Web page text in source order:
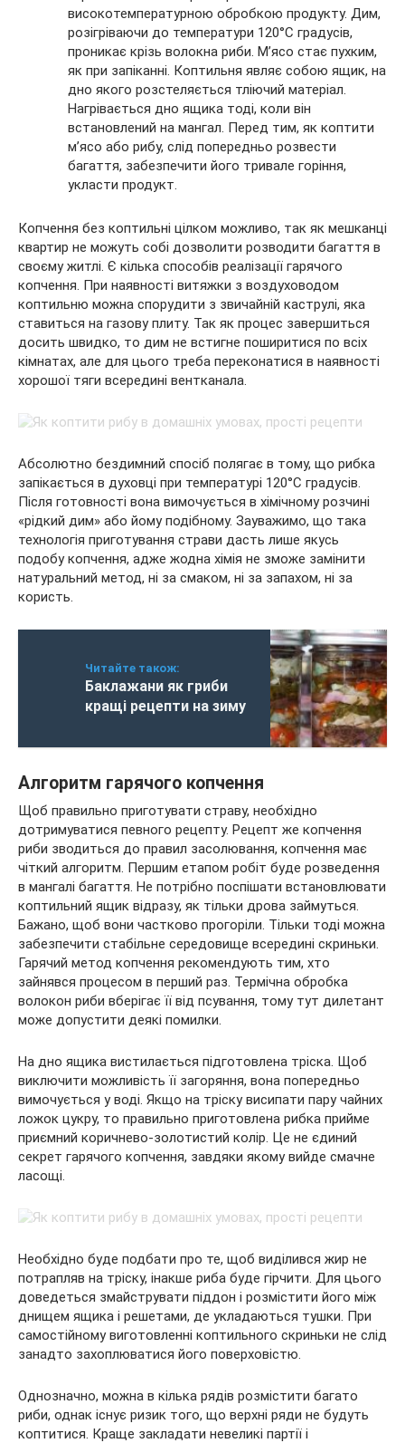
високотемпературною обробкою продукту. Дим,
розігріваючи до температури 120°C градусів,
проникає крізь волокна риби. М’ясо стає пухким,
як при запіканні. Коптильня являє собою ящик, на
дно якого розстеляється тліючий матеріал.
Нагрівається дно ящика тоді, коли він
встановлений на мангал. Перед тим, як коптити
м’ясо або рибу, слід попередньо розвести
багаття, забезпечити його тривале горіння,
укласти продукт.
Копчення без коптильні цілком можливо, так як мешканці
квартир не можуть собі дозволити розводити багаття в
своєму житлі. Є кілька способів реалізації гарячого
копчення. При наявності витяжки з воздуховодом
коптильню можна спорудити з звичайній каструлі, яка
ставиться на газову плиту. Так як процес завершиться
досить швидко, то дим не встигне поширитися по всіх
кімнатах, але для цього треба переконатися в наявності
хорошої тяги всередині вентканала.
Абсолютно бездимний спосіб полягає в тому, що рибка
запікається в духовці при температурі 120°C градусів.
Після готовності вона вимочується в хімічному розчині
«рідкий дим» або йому подібному. Зауважимо, що така
технологія приготування страви дасть лише якусь
подобу копчення, адже жодна хімія не зможе замінити
натуральний метод, ні за смаком, ні за запахом, ні за
користь.
Читайте також:
Баклажани як гриби
кращі рецепти на зиму
Алгоритм гарячого копчення
Щоб правильно приготувати страву, необхідно
дотримуватися певного рецепту. Рецепт же копчення
риби зводиться до правил засолювання, копчення має
чіткий алгоритм. Першим етапом робіт буде розведення
в мангалі багаття. Не потрібно поспішати встановлювати
коптильний ящик відразу, як тільки дрова займуться.
Бажано, щоб вони частково прогоріли. Тільки тоді можна
забезпечити стабільне середовище всередині скриньки.
Гарячий метод копчення рекомендують тим, хто
зайнявся процесом в перший раз. Термічна обробка
волокон риби вберігає її від псування, тому тут дилетант
може допустити деякі помилки.
На дно ящика вистилається підготовлена тріска. Щоб
виключити можливість її загоряння, вона попередньо
вимочується у воді. Якщо на тріску висипати пару чайних
ложок цукру, то правильно приготовлена рибка прийме
приємний коричнево-золотистий колір. Це не єдиний
секрет гарячого копчення, завдяки якому вийде смачне
ласощі.
Необхідно буде подбати про те, щоб виділився жир не
потрапляв на тріску, інакше риба буде гірчити. Для цього
доведеться змайструвати піддон і розмістити його між
днищем ящика і решетами, де укладаються тушки. При
самостійному виготовленні коптильного скриньки не слід
занадто захоплюватися його поверховістю.
Однозначно, можна в кілька рядів розмістити багато
риби, однак існує ризик того, що верхні ряди не будуть
коптитися. Краще закладати невеликі партії і